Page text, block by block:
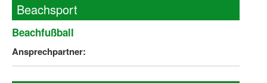
Beachsport
Beachfußball
Ansprechpartner: